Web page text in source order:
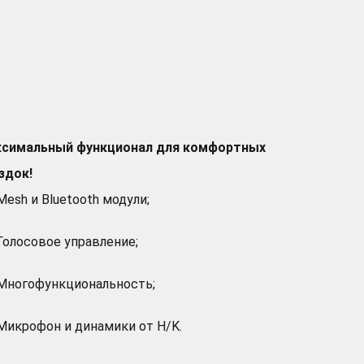
функционал для комфортных
и Bluetooth модули;
управление;
и динамики от H/K.